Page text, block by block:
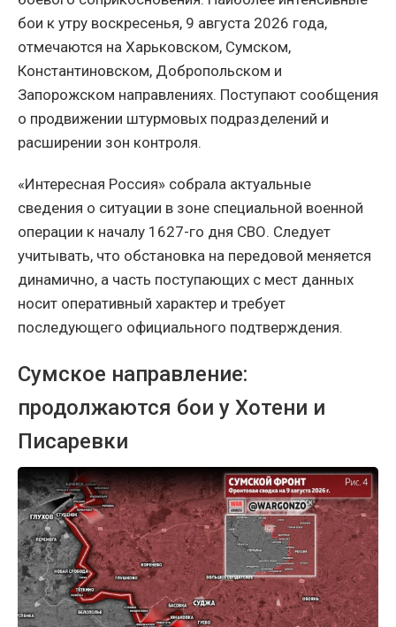
бои к утру воскресенья, 9 августа 2026 года,
отмечаются на Харьковском, Сумском,
Константиновском, Добропольском и
Запорожском направлениях. Поступают сообщения
о продвижении штурмовых подразделений и
расширении зон контроля.
«Интересная Россия» собрала актуальные
сведения о ситуации в зоне специальной военной
операции к началу 1627-го дня СВО. Следует
учитывать, что обстановка на передовой меняется
динамично, а часть поступающих с мест данных
носит оперативный характер и требует
последующего официального подтверждения.
Сумское направление:
продолжаются бои у Хотени и
Писаревки